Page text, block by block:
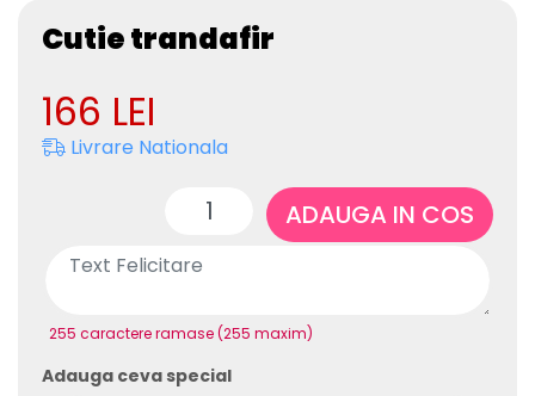
Cutie trandafir
166 LEI
Livrare Nationala
ADAUGA IN COS
255 caractere ramase (255 maxim)
Adauga ceva special